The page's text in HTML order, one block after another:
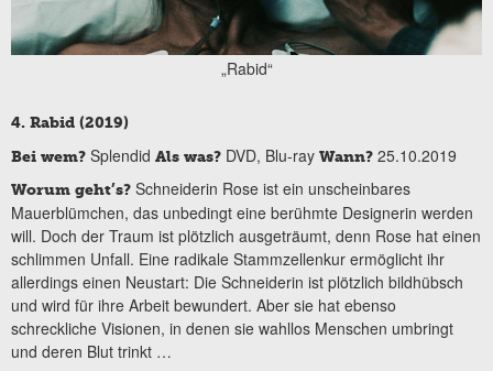
„Rabid“
4. Rabid (2019)
Bei wem? Splendid Als was? DVD, Blu-ray Wann? 25.10.2019
Worum geht’s? Schneiderin Rose ist ein unscheinbares
Mauerblümchen, das unbedingt eine berühmte Designerin werden
will. Doch der Traum ist plötzlich ausgeträumt, denn Rose hat einen
schlimmen Unfall. Eine radikale Stammzellenkur ermöglicht ihr
allerdings einen Neustart: Die Schneiderin ist plötzlich bildhübsch
und wird für ihre Arbeit bewundert. Aber sie hat ebenso
schreckliche Visionen, in denen sie wahllos Menschen umbringt
und deren Blut trinkt …